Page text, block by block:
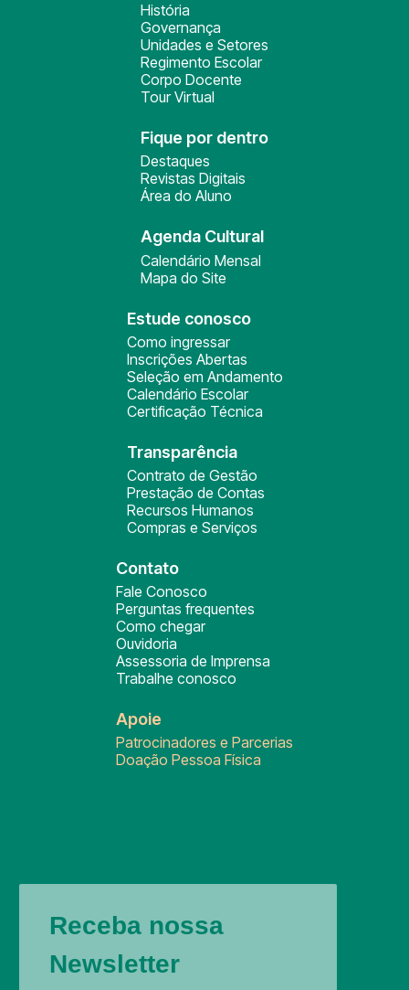
História
Governança
Unidades e Setores
Regimento Escolar
Corpo Docente
Tour Virtual
Fique por dentro
Destaques
Revistas Digitais
Área do Aluno
Agenda Cultural
Calendário Mensal
Mapa do Site
Estude conosco
Como ingressar
Inscrições Abertas
Seleção em Andamento
Calendário Escolar
Certificação Técnica
Transparência
Contrato de Gestão
Prestação de Contas
Recursos Humanos
Compras e Serviços
Contato
Fale Conosco
Perguntas frequentes
Como chegar
Ouvidoria
Assessoria de Imprensa
Trabalhe conosco
Apoie
Patrocinadores e Parcerias
Doação Pessoa Física